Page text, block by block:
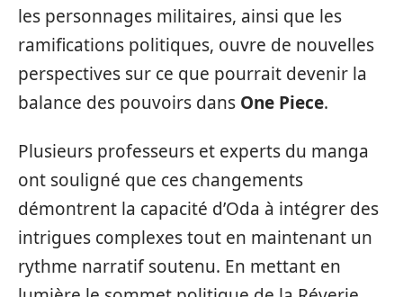
les personnages militaires, ainsi que les
ramifications politiques, ouvre de nouvelles
perspectives sur ce que pourrait devenir la
balance des pouvoirs dans One Piece.
Plusieurs professeurs et experts du manga
ont souligné que ces changements
démontrent la capacité d’Oda à intégrer des
intrigues complexes tout en maintenant un
rythme narratif soutenu. En mettant en